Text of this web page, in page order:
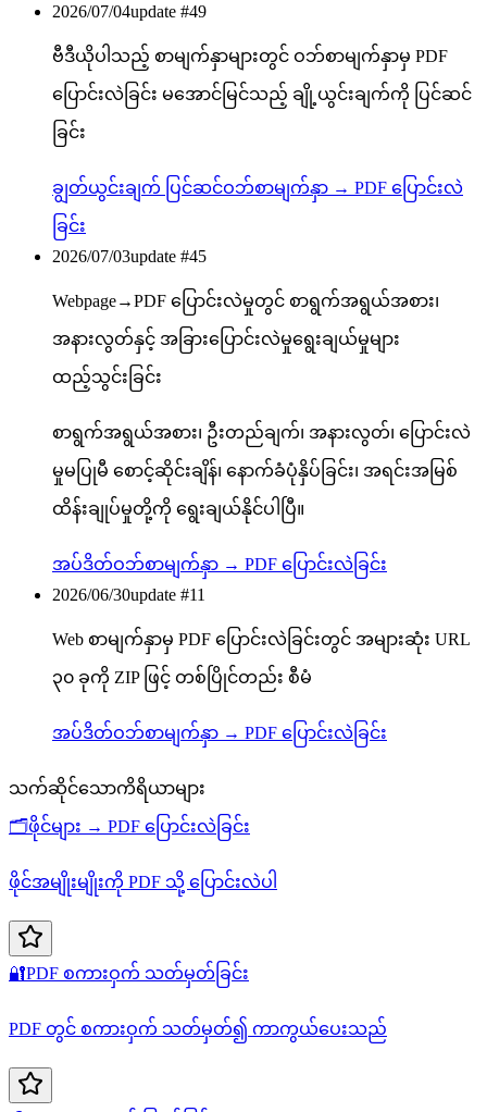
2026/07/04update #49
ဗီဒီယိုပါသည့် စာမျက်နှာများတွင် ဝဘ်စာမျက်နှာမှ PDF
ပြောင်းလဲခြင်း မအောင်မြင်သည့် ချို့ယွင်းချက်ကို ပြင်ဆင်
ခြင်း
ချွတ်ယွင်းချက် ပြင်ဆင်ဝဘ်စာမျက်နှာ → PDF ပြောင်းလဲ
ခြင်း
2026/07/03update #45
Webpage→PDF ပြောင်းလဲမှုတွင် စာရွက်အရွယ်အစား၊
အနားလွတ်နှင့် အခြားပြောင်းလဲမှုရွေးချယ်မှုများ
ထည့်သွင်းခြင်း
စာရွက်အရွယ်အစား၊ ဦးတည်ချက်၊ အနားလွတ်၊ ပြောင်းလဲ
မှုမပြုမီ စောင့်ဆိုင်းချိန်၊ နောက်ခံပုံနှိပ်ခြင်း၊ အရင်းအမြစ်
ထိန်းချုပ်မှုတို့ကို ရွေးချယ်နိုင်ပါပြီ။
အပ်ဒိတ်ဝဘ်စာမျက်နှာ → PDF ပြောင်းလဲခြင်း
2026/06/30update #11
Web စာမျက်နှာမှ PDF ပြောင်းလဲခြင်းတွင် အများဆုံး URL
၃၀ ခုကို ZIP ဖြင့် တစ်ပြိုင်တည်း စီမံ
အပ်ဒိတ်ဝဘ်စာမျက်နှာ → PDF ပြောင်းလဲခြင်း
သက်ဆိုင်သောကိရိယာများ
🗂️ဖိုင်များ → PDF ပြောင်းလဲခြင်း
ဖိုင်အမျိုးမျိုးကို PDF သို့ ပြောင်းလဲပါ
🔐PDF စကားဝှက် သတ်မှတ်ခြင်း
PDF တွင် စကားဝှက် သတ်မှတ်၍ ကာကွယ်ပေးသည်